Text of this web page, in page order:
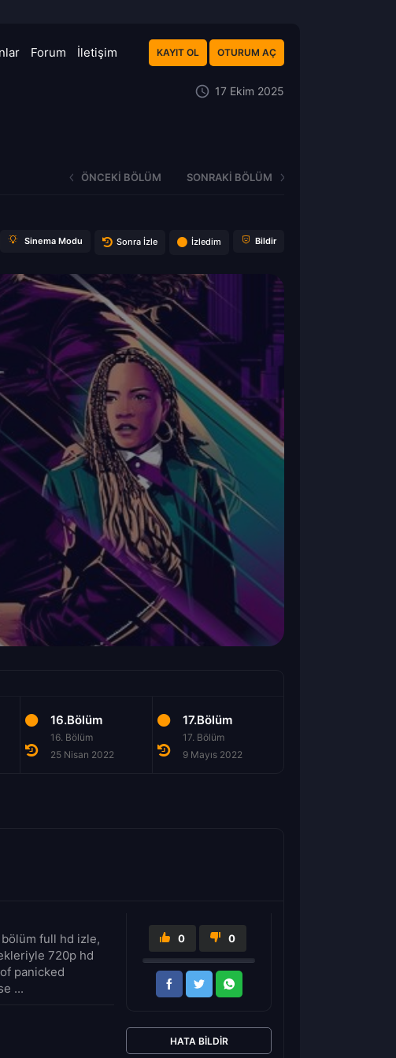
Forum İletişim KAYIT OL OTURUM AÇ
17 Ekim 2025
ÖNCEKI BÖLÜM SONRAKI BÖLÜM
Sinema Modu Sonra İzle İzledim Bildir
16.Bölüm
16. Bölüm
25 Nisan 2022
17.Bölüm
17. Bölüm
9 Mayıs 2022
full hd izle,
720p hd
panicked
...
0 0
HATA BILDIR